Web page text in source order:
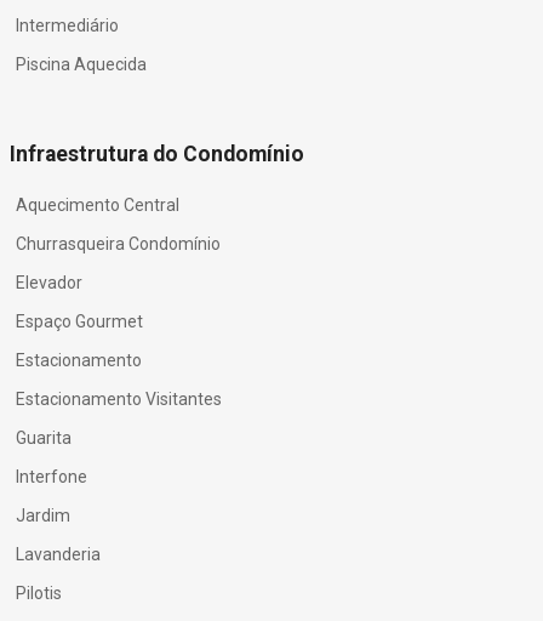
Intermediário
Piscina Aquecida
Infraestrutura do Condomínio
Aquecimento Central
Churrasqueira Condomínio
Elevador
Espaço Gourmet
Estacionamento
Estacionamento Visitantes
Guarita
Interfone
Jardim
Lavanderia
Pilotis